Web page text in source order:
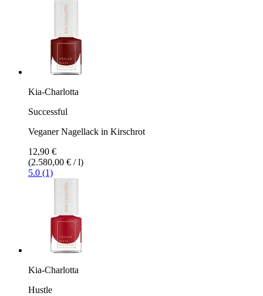
Kia-Charlotta
Successful
Veganer Nagellack in Kirschrot
12,90 €
(2.580,00 € / l)
5.0 (1)
Kia-Charlotta
Hustle